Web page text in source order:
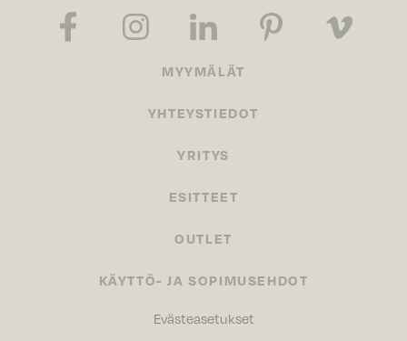
MYYMÄLÄT
YHTEYSTIEDOT
YRITYS
ESITTEET
OUTLET
KÄYTTÖ- JA SOPIMUSEHDOT
Evästeasetukset